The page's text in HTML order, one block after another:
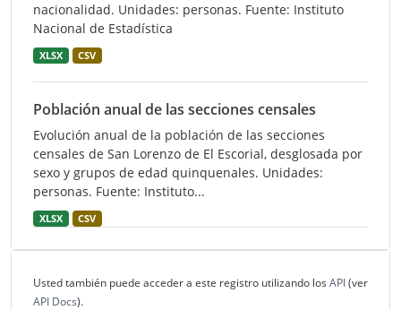
nacionalidad. Unidades: personas. Fuente: Instituto
Nacional de Estadística
XLSX CSV
Población anual de las secciones censales
Evolución anual de la población de las secciones
censales de San Lorenzo de El Escorial, desglosada por
sexo y grupos de edad quinquenales. Unidades:
personas. Fuente: Instituto...
XLSX CSV
Usted también puede acceder a este registro utilizando los API(ver
API Docs).